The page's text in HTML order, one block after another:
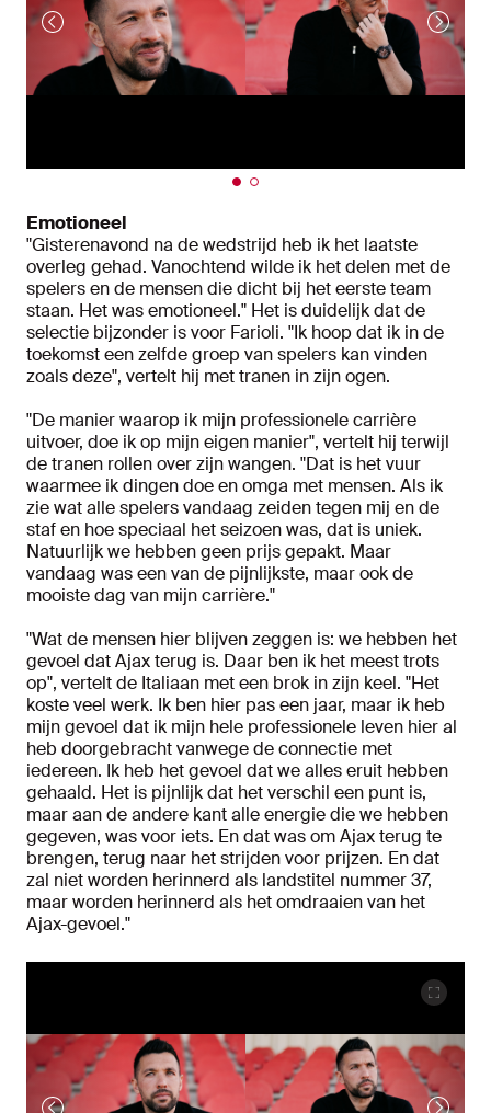
Emotioneel
"Gisterenavond na de wedstrijd heb ik het laatste
overleg gehad. Vanochtend wilde ik het delen met de
spelers en de mensen die dicht bij het eerste team
staan. Het was emotioneel." Het is duidelijk dat de
selectie bijzonder is voor Farioli. "Ik hoop dat ik in de
toekomst een zelfde groep van spelers kan vinden
zoals deze", vertelt hij met tranen in zijn ogen.
"De manier waarop ik mijn professionele carrière
uitvoer, doe ik op mijn eigen manier", vertelt hij terwijl
de tranen rollen over zijn wangen. "Dat is het vuur
waarmee ik dingen doe en omga met mensen. Als ik
zie wat alle spelers vandaag zeiden tegen mij en de
staf en hoe speciaal het seizoen was, dat is uniek.
Natuurlijk we hebben geen prijs gepakt. Maar
vandaag was een van de pijnlijkste, maar ook de
mooiste dag van mijn carrière."
"Wat de mensen hier blijven zeggen is: we hebben het
gevoel dat Ajax terug is. Daar ben ik het meest trots
op", vertelt de Italiaan met een brok in zijn keel. "Het
koste veel werk. Ik ben hier pas een jaar, maar ik heb
mijn gevoel dat ik mijn hele professionele leven hier al
heb doorgebracht vanwege de connectie met
iedereen. Ik heb het gevoel dat we alles eruit hebben
gehaald. Het is pijnlijk dat het verschil een punt is,
maar aan de andere kant alle energie die we hebben
gegeven, was voor iets. En dat was om Ajax terug te
brengen, terug naar het strijden voor prijzen. En dat
zal niet worden herinnerd als landstitel nummer 37,
maar worden herinnerd als het omdraaien van het
Ajax-gevoel."